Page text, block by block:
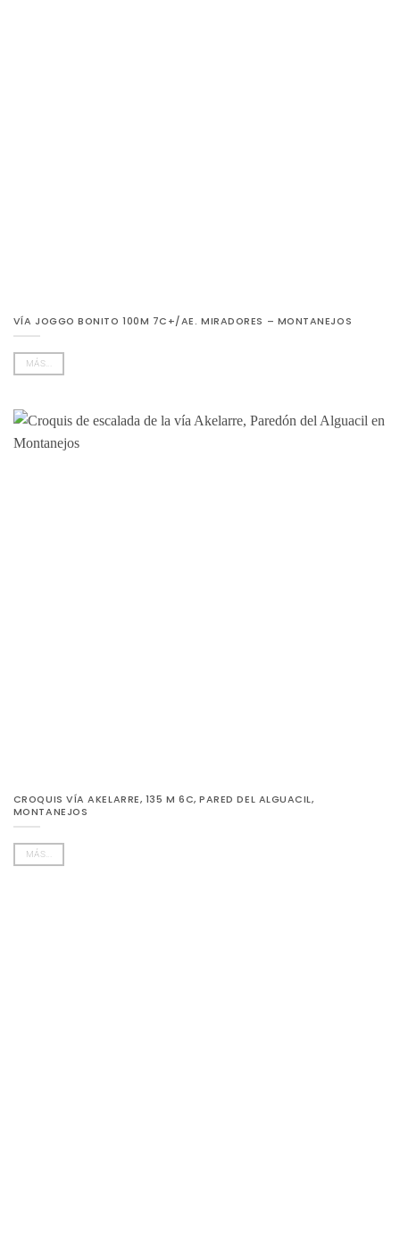
VÍA JOGGO BONITO 100M 7C+/AE. MIRADORES – MONTANEJOS
MÁS...
CROQUIS VÍA AKELARRE, 135 M 6C, PARED DEL ALGUACIL,
MONTANEJOS
MÁS...